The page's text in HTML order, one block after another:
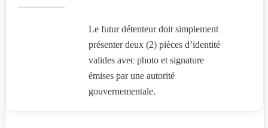
Le futur détenteur doit simplement
présenter deux (2) pièces d’identité
valides avec photo et signature
émises par une autorité
gouvernementale.